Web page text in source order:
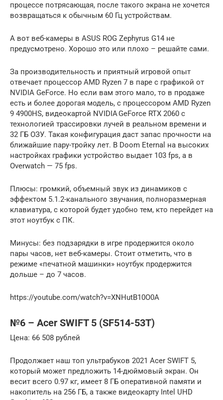
процессе потрясающая, после такого экрана не хочется
возвращаться к обычным 60 Гц устройствам.
А вот веб-камеры в ASUS ROG Zephyrus G14 не
предусмотрено. Хорошо это или плохо – решайте сами.
За производительность и приятный игровой опыт
отвечает процессор AMD Ryzen 7 в паре с графикой от
NVIDIA GeForce. Но если вам этого мало, то в продаже
есть и более дорогая модель, с процессором AMD Ryzen
9 4900HS, видеокартой NVIDIA GeForce RTX 2060 с
технологией трассировки лучей в реальном времени и
32 ГБ ОЗУ. Такая конфигурация даст запас прочности на
ближайшие пару-тройку лет. В Doom Eternal на высоких
настройках графики устройство выдает 103 fps, а в
Overwatch — 75 fps.
Плюсы: громкий, объемный звук из динамиков с
эффектом 5.1.2-канального звучания, полноразмерная
клавиатура, с которой будет удобно тем, кто перейдет на
этот ноутбук с ПК.
Минусы: без подзарядки в игре продержится около
пары часов, нет веб-камеры. Стоит отметить, что в
режиме «печатной машинки» ноутбук продержится
дольше – до 7 часов.
https://youtube.com/watch?v=XNHutB10O0A
№6 – Acer SWIFT 5 (SF514-53T)
Цена: 66 508 рублей
Продолжает наш топ ультрабуков 2021 Acer SWIFT 5,
который может предложить 14-дюймовый экран. Он
весит всего 0.97 кг, имеет 8 ГБ оперативной памяти и
накопитель на 256 ГБ, а также видеокарту Intel UHD